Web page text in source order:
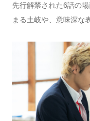
先行解禁された6話の
まる土岐や、意味深な